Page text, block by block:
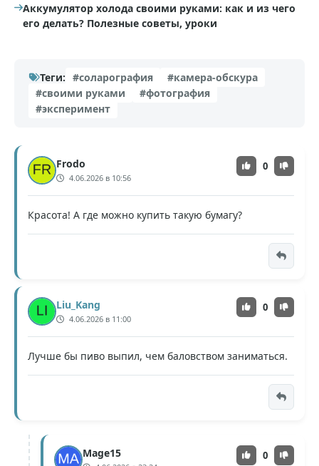
Аккумулятор холода своими руками: как и из чего
его делать? Полезные советы, уроки
Теги: #соларография
#камера-обскура
#своими руками
#фотография
#эксперимент
Frodo
4.06.2026 в 10:56
0
Красота! А где можно купить такую бумагу?
Liu_Kang
4.06.2026 в 11:00
0
Лучше бы пиво выпил, чем баловством заниматься.
Mage15 0